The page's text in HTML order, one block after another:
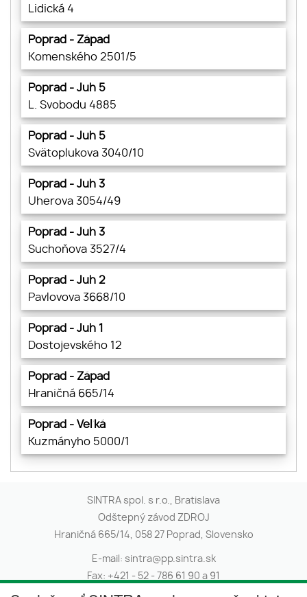
Lidická 4
Poprad - Západ
Komenského 2501/5
Poprad - Juh 5
L. Svobodu 4885
Poprad - Juh 5
Svätoplukova 3040/10
Poprad - Juh 3
Uherova 3054/49
Poprad - Juh 3
Suchoňova 3527/4
Poprad - Juh 2
Pavlovova 3668/10
Poprad - Juh 1
Dostojevského 12
Poprad - Západ
Hraničná 665/14
Poprad - Veľká
Kuzmányho 5000/1
SINTRA spol. s r.o., Bratislava
Odštepný závod ZDROJ
Hraničná 665/14, 058 27 Poprad, Slovensko
E-mail: sintra@pp.sintra.sk
Fax: +421 - 52 - 786 61 90 a 91
Telefón:+421 - 52 - 786 61 22